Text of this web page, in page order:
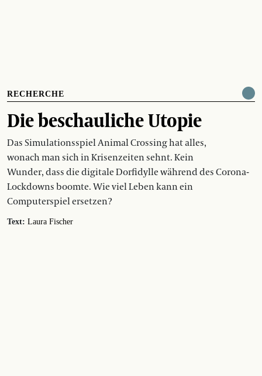
RECHERCHE
Die beschauliche Utopie
Das Simulationsspiel Animal Crossing hat alles,
wonach man sich in Krisenzeiten sehnt. Kein
Wunder, dass die digitale Dorfidylle während des Corona-
Lockdowns boomte. Wie viel Leben kann ein
Computerspiel ersetzen?
Text: Laura Fischer